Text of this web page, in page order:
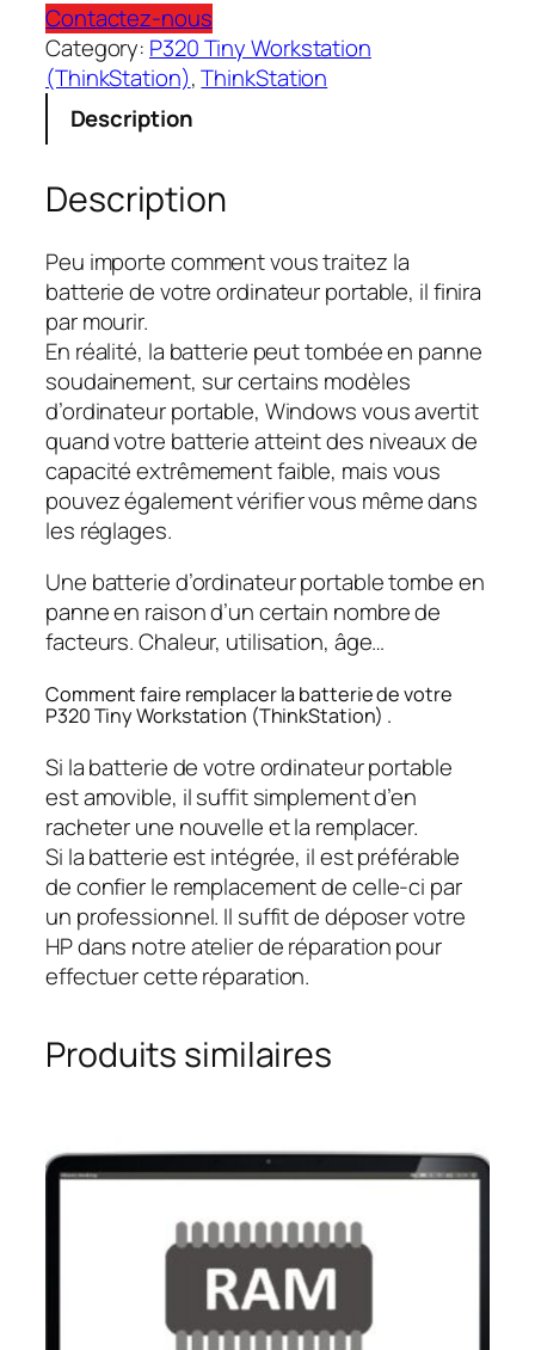
Contactez-nous
Category: P320 Tiny Workstation
(ThinkStation), ThinkStation
Description
Description
Peu importe comment vous traitez la
batterie de votre ordinateur portable, il finira
par mourir.
En réalité, la batterie peut tombée en panne
soudainement, sur certains modèles
d’ordinateur portable, Windows vous avertit
quand votre batterie atteint des niveaux de
capacité extrêmement faible, mais vous
pouvez également vérifier vous même dans
les réglages.
Une batterie d’ordinateur portable tombe en
panne en raison d’un certain nombre de
facteurs. Chaleur, utilisation, âge…
Comment faire remplacer la batterie de votre
P320 Tiny Workstation (ThinkStation) .
Si la batterie de votre ordinateur portable
est amovible, il suffit simplement d’en
racheter une nouvelle et la remplacer.
Si la batterie est intégrée, il est préférable
de confier le remplacement de celle-ci par
un professionnel. Il suffit de déposer votre
HP dans notre atelier de réparation pour
effectuer cette réparation.
Produits similaires